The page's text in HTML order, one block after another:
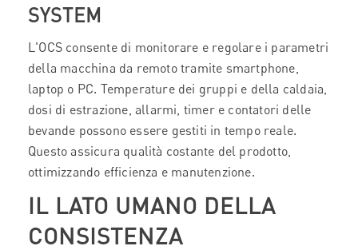
SYSTEM
L'OCS consente di monitorare e regolare i parametri
della macchina da remoto tramite smartphone,
laptop o PC. Temperature dei gruppi e della caldaia,
dosi di estrazione, allarmi, timer e contatori delle
bevande possono essere gestiti in tempo reale.
Questo assicura qualità costante del prodotto,
ottimizzando efficienza e manutenzione.
IL LATO UMANO DELLA
CONSISTENZA